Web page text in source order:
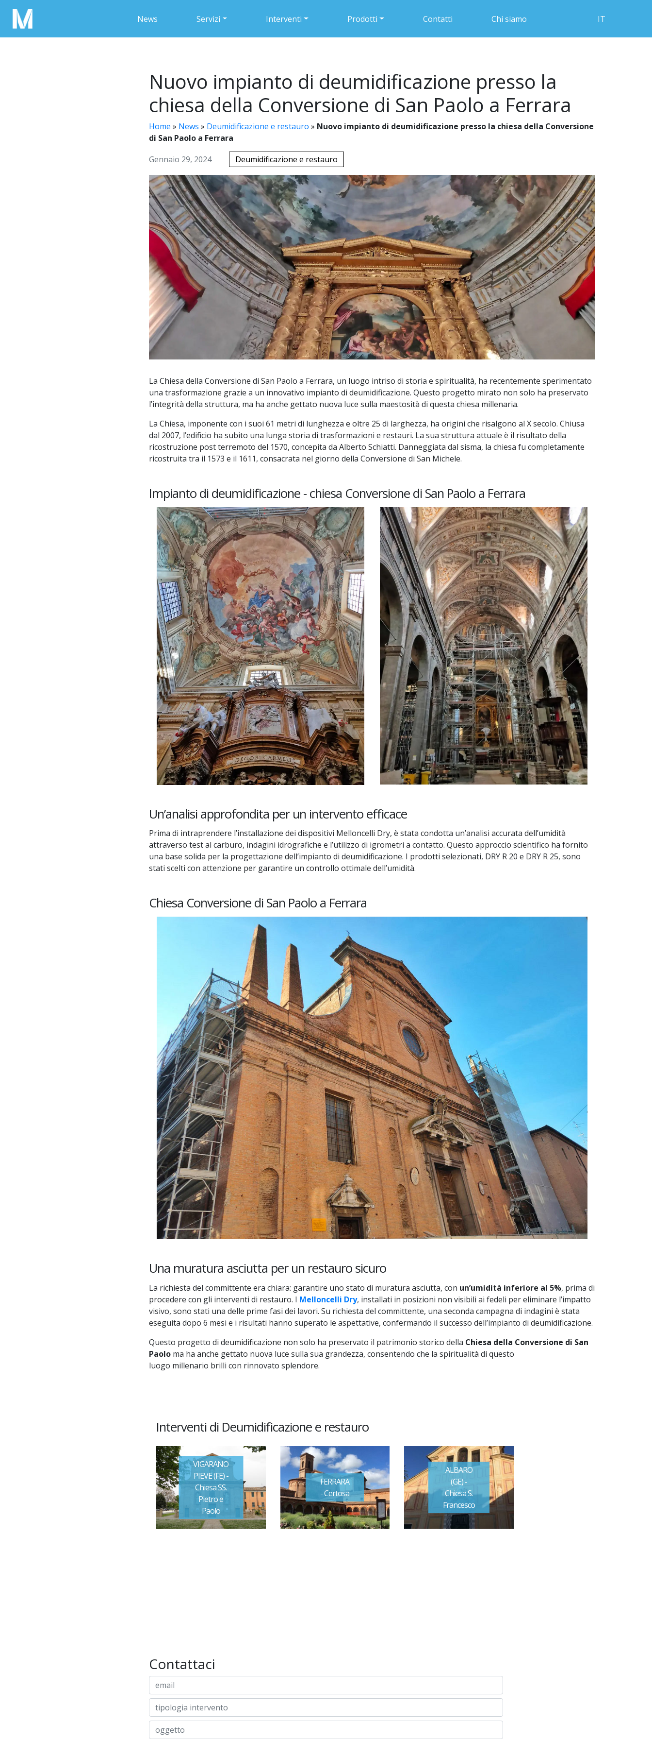
News Servizi Interventi Prodotti Contatti Chi siamo IT
Nuovo impianto di deumidificazione presso la
chiesa della Conversione di San Paolo a Ferrara
Home » News » Deumidificazione e restauro » Nuovo impianto di deumidificazione presso la chiesa della Conversione
di San Paolo a Ferrara
Gennaio 29, 2024
Deumidificazione e restauro
La Chiesa della Conversione di San Paolo a Ferrara, un luogo intriso di storia e spiritualità, ha recentemente sperimentato
una trasformazione grazie a un innovativo impianto di deumidificazione. Questo progetto mirato non solo ha preservato
l’integrità della struttura, ma ha anche gettato nuova luce sulla maestosità di questa chiesa millenaria.
La Chiesa, imponente con i suoi 61 metri di lunghezza e oltre 25 di larghezza, ha origini che risalgono al X secolo. Chiusa
dal 2007, l’edificio ha subito una lunga storia di trasformazioni e restauri. La sua struttura attuale è il risultato della
ricostruzione post terremoto del 1570, concepita da Alberto Schiatti. Danneggiata dal sisma, la chiesa fu completamente
ricostruita tra il 1573 e il 1611, consacrata nel giorno della Conversione di San Michele.
Impianto di deumidificazione - chiesa Conversione di San Paolo a Ferrara
Un’analisi approfondita per un intervento efficace
Prima di intraprendere l’installazione dei dispositivi Melloncelli Dry, è stata condotta un’analisi accurata dell’umidità
attraverso test al carburo, indagini idrografiche e l’utilizzo di igrometri a contatto. Questo approccio scientifico ha fornito
una base solida per la progettazione dell’impianto di deumidificazione. I prodotti selezionati, DRY R 20 e DRY R 25, sono
stati scelti con attenzione per garantire un controllo ottimale dell’umidità.
Chiesa Conversione di San Paolo a Ferrara
Una muratura asciutta per un restauro sicuro
La richiesta del committente era chiara: garantire uno stato di muratura asciutta, con un’umidità inferiore al 5%, prima di
procedere con gli interventi di restauro. I Melloncelli Dry, installati in posizioni non visibili ai fedeli per eliminare l’impatto
visivo, sono stati una delle prime fasi dei lavori. Su richiesta del committente, una seconda campagna di indagini è stata
eseguita dopo 6 mesi e i risultati hanno superato le aspettative, confermando il successo dell’impianto di deumidificazione.
Questo progetto di deumidificazione non solo ha preservato il patrimonio storico della Chiesa della Conversione di San
Paolo ma ha anche gettato nuova luce sulla sua grandezza, consentendo che la spiritualità di questo
luogo millenario brilli con rinnovato splendore.
Interventi di Deumidificazione e restauro
VIGARANO
PIEVE (FE) -
Chiesa SS.
Pietro e
Paolo
FERRARA
- Certosa
ALBARO
(GE) -
Chiesa S.
Francesco
Contattaci